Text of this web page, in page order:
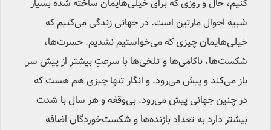
کنیم، حال و روزی که برای خیلی‌هایمان ساخته شده بسیار
شبیه احوال مارتین است. در جهانی زندگی می‌کنیم که
خیلی‌هایمان چیزی که می‌خواستیم نشدیم. حسرت‌ها،
شکست‌ها، ناکامی‌ها و تلخی‌ها با سرعتِ بیشتر از پیش سر
باز می‌کند و پیش می‌رود. و انگار تنها چیزی هم هست که
در چنین جهانی پیش می‌رود. بی‌وقفه و هر سال با شدت
بیشتر دارد به تعداد بازنده‌ها و شکست‌خوردگان اضافه